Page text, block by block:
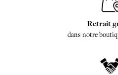
Retrait
dans notre